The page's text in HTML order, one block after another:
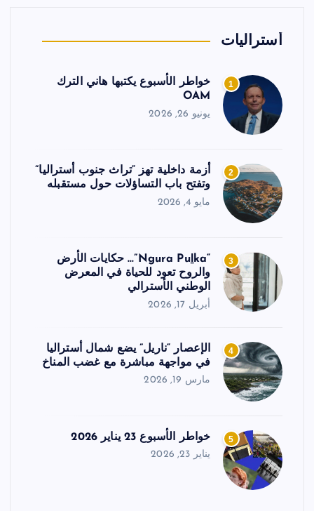
أستراليات
1
خواطر الأسبوع يكتبها هاني الترك
OAM
يونيو 26, 2026
2
أزمة داخلية تهز “تراث جنوب أستراليا”
وتفتح باب التساؤلات حول مستقبله
مايو 4, 2026
3
“Ngura Puḻka”… حكايات الأرض
والروح تعود للحياة في المعرض
الوطني الأسترالي
أبريل 17, 2026
4
الإعصار “ناريل” يضع شمال أستراليا
في مواجهة مباشرة مع غضب المناخ
مارس 19, 2026
5 خواطر الأسبوع 23 يناير 2026
يناير 23, 2026